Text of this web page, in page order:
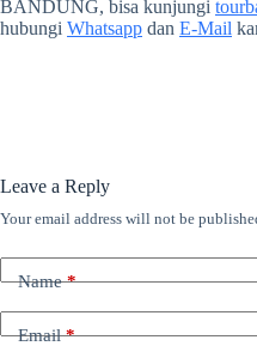
BANDUNG, bisa kunjungi
hubungi Whatsapp dan E-Mail
Leave a Reply
Your email address will not be
Name*
Email*